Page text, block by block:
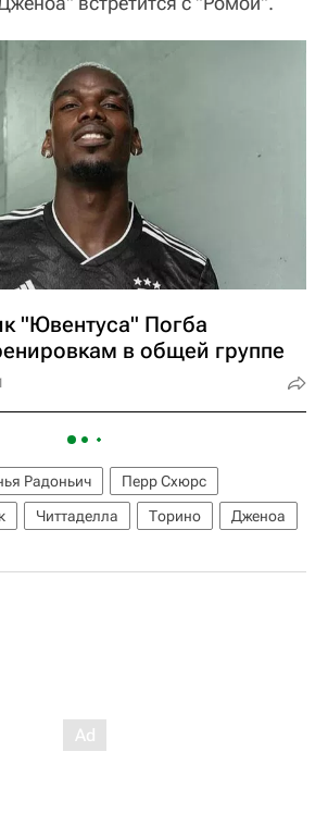
"Ювентуса" Погба
в общей группе
Радоньич
Перр Схюрс
Читтаделла Торино
Дженоа